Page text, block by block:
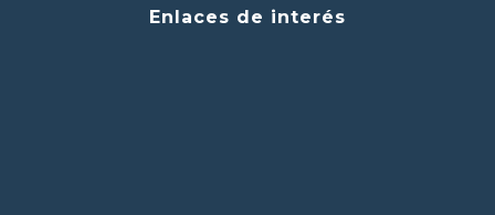
Enlaces de interés